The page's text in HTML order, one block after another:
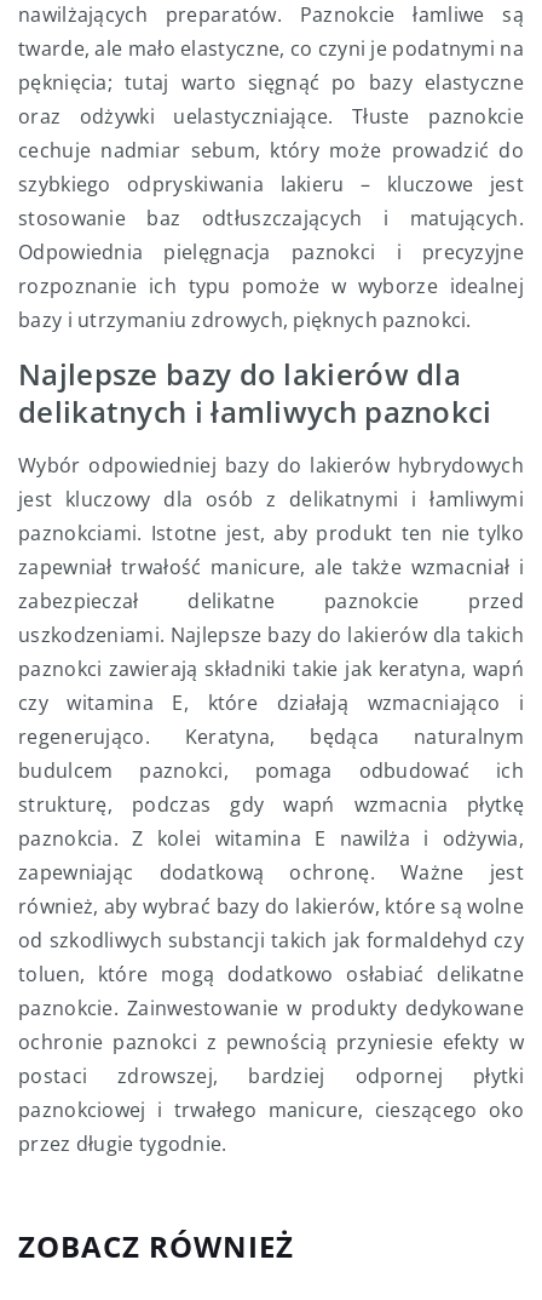
nawilżających preparatów. Paznokcie łamliwe są
twarde, ale mało elastyczne, co czyni je podatnymi na
pęknięcia; tutaj warto sięgnąć po bazy elastyczne
oraz odżywki uelastyczniające. Tłuste paznokcie
cechuje nadmiar sebum, który może prowadzić do
szybkiego odpryskiwania lakieru – kluczowe jest
stosowanie baz odtłuszczających i matujących.
Odpowiednia pielęgnacja paznokci i precyzyjne
rozpoznanie ich typu pomoże w wyborze idealnej
bazy i utrzymaniu zdrowych, pięknych paznokci.
Najlepsze bazy do lakierów dla
delikatnych i łamliwych paznokci
Wybór odpowiedniej bazy do lakierów hybrydowych
jest kluczowy dla osób z delikatnymi i łamliwymi
paznokciami. Istotne jest, aby produkt ten nie tylko
zapewniał trwałość manicure, ale także wzmacniał i
zabezpieczał delikatne paznokcie przed
uszkodzeniami. Najlepsze bazy do lakierów dla takich
paznokci zawierają składniki takie jak keratyna, wapń
czy witamina E, które działają wzmacniająco i
regenerująco. Keratyna, będąca naturalnym
budulcem paznokci, pomaga odbudować ich
strukturę, podczas gdy wapń wzmacnia płytkę
paznokcia. Z kolei witamina E nawilża i odżywia,
zapewniając dodatkową ochronę. Ważne jest
również, aby wybrać bazy do lakierów, które są wolne
od szkodliwych substancji takich jak formaldehyd czy
toluen, które mogą dodatkowo osłabiać delikatne
paznokcie. Zainwestowanie w produkty dedykowane
ochronie paznokci z pewnością przyniesie efekty w
postaci zdrowszej, bardziej odpornej płytki
paznokciowej i trwałego manicure, cieszącego oko
przez długie tygodnie.
ZOBACZ RÓWNIEŻ